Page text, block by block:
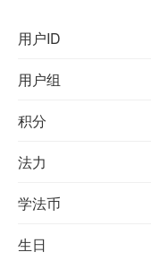
用户ID
用户组
积分
法力
学法币
生日